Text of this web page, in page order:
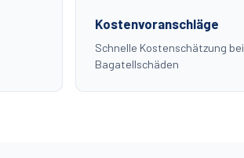
Kostenvoranschläge
Schnelle Kostenschätzung bei
Bagatellschäden